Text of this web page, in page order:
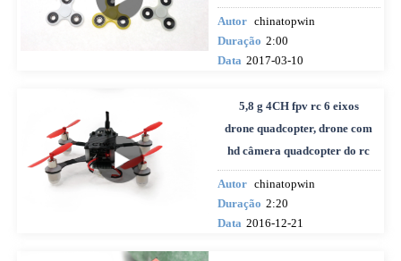
Autor chinatopwin
Duração 2:00
Data 2017-03-10
5,8 g 4CH fpv rc 6 eixos
drone quadcopter, drone com
hd câmera quadcopter do rc
Autor chinatopwin
Duração 2:20
Data 2016-12-21